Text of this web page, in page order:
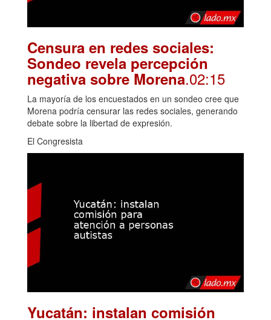
Censura en redes sociales:
Sondeo revela percepción
negativa sobre Morena.02:15
La mayoría de los encuestados en un sondeo cree que
Morena podría censurar las redes sociales, generando
debate sobre la libertad de expresión.
El Congresista
Yucatán: instalan comisión